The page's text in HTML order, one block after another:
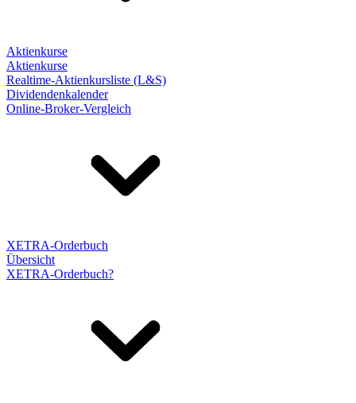
Aktienkurse
Aktienkurse
Realtime-Aktienkursliste (L&S)
Dividendenkalender
Online-Broker-Vergleich
XETRA-Orderbuch
Übersicht
XETRA-Orderbuch?